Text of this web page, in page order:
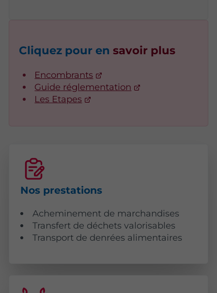
Cliquez pour en savoir plus
Encombrants
Guide réglementation
Les Etapes
Nos prestations
Acheminement de marchandises
Transfert de déchets valorisables
Transport de denrées alimentaires